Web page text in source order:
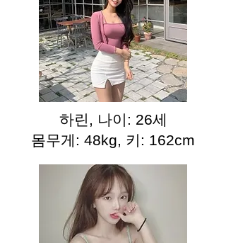
하린, 나이: 26세
몸무게: 48kg, 키: 162cm